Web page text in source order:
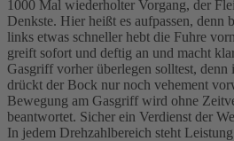
1000 Mal wiederholter Vorgang, der
Denkste. Hier heißt es aufpassen, denn
links etwas schneller hebt die Fuhre
greift sofort und deftig an und macht
Gasgriff vorher überlegen solltest, denn
drückt der Bock nur noch vehement
Bewegung am Gasgriff wird ohne
beantwortet. Sicher ein Verdienst der
In jedem Drehzahlbereich steht